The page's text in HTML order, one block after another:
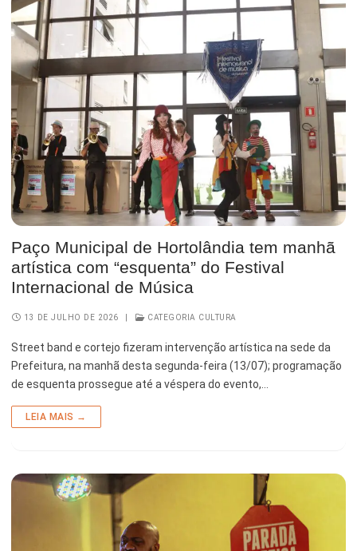
Paço Municipal de Hortolândia tem manhã
artística com “esquenta” do Festival
Internacional de Música
13 DE JULHO DE 2026 CATEGORIA CULTURA
Street band e cortejo fizeram intervenção artística na sede da
Prefeitura, na manhã desta segunda-feira (13/07); programação
de esquenta prossegue até a véspera do evento,…
LEIA MAIS →